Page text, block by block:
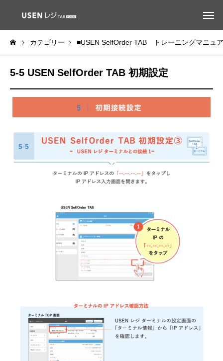
カテゴリー ■USEN SelfOrder TAB トレーニングマニュ
5-5 USEN SelfOrder TAB 初期設定